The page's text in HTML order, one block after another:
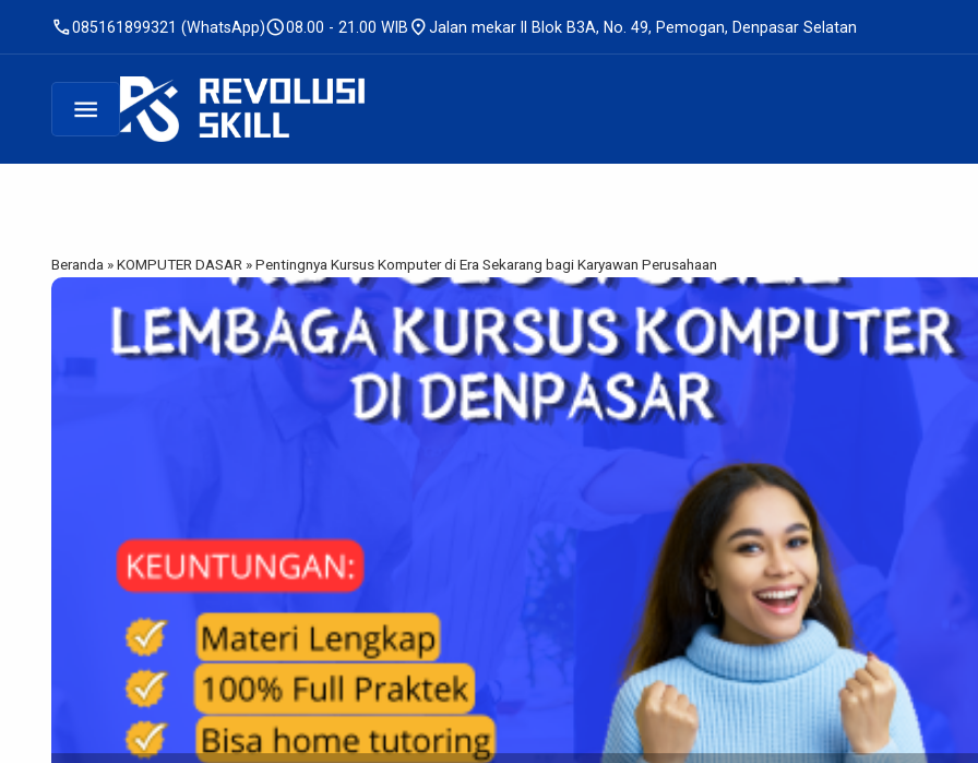
call085161899321 (WhatsApp)schedule08.00 - 21.00 WIB location_onJalan mekar II Blok B3A, No. 49, Pemogan, Denpasar Selatan
menu
Beranda »KOMPUTER DASAR »Pentingnya Kursus Komputer di Era Sekarang bagi Karyawan Perusahaan